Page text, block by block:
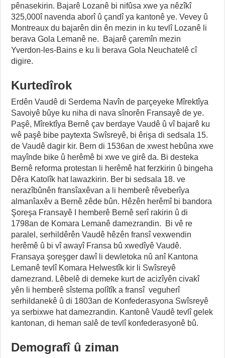
pênasekirin. Bajarê Lozanê bi nifûsa xwe ya nêzîkî
325,000î navenda aborî û çandî ya kantonê ye. Vevey û
Montreaux du bajarên din ên mezin in ku tevlî Lozanê li
berava Gola Lemanê ne. Bajarê çaremîn mezin
Yverdon-les-Bains e ku li berava Gola Neuchatelê cî
digire.
Kurtedîrok
Erdên Vaudê di Serdema Navîn de parçeyeke Mîrektîya
Savoiyê bûye ku niha di nava sînorên Fransayê de ye.
Paşê, Mîrektîya Bernê çav berdaye Vaudê û vî bajarê ku
wê paşê bibe paytexta Swîsreyê, bi êrişa di sedsala 15.
de Vaudê dagir kir. Bern di 1536an de xwest hebûna xwe
mayînde bike û herêmê bi xwe ve girê da. Bi desteka
Bernê reforma protestan li herêmê hat ferzkirin û bingeha
Dêra Katolîk hat lawazkirin. Ber bi sedsala 18. ve
nerazîbûnên fransîaxêvan a li hemberê rêveberîya
almanîaxêv a Bernê zêde bûn. Hêzên herêmî bi bandora
Şoreşa Fransayê I hemberê Bernê serî rakirin û di
1798an de Komara Lemanê damezrandin. Bi vê re
paralel, serhildêrên Vaudê hêzên fransî vexwendin
herêmê û bi vî awayî Fransa bû xwedîyê Vaudê.
Fransaya şoreşger dawî li dewletoka nû anî Kantona
Lemanê tevlî Komara Helwestîk kir li Swîsreyê
damezrand. Lêbelê di demeke kurt de acizîyên civakî
yên li hemberê sîstema polîtîk a fransî veguherî
serhildanekê û di 1803an de Konfederasyona Swîsreyê
ya serbixwe hat damezrandin. Kantonê Vaudê tevlî gelek
kantonan, di heman salê de tevlî konfederasyonê bû.
Demografî û ziman